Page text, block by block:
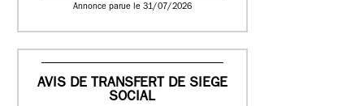
Annonce parue le 31/07/2026
AVIS DE TRANSFERT DE SIEGE
SOCIAL